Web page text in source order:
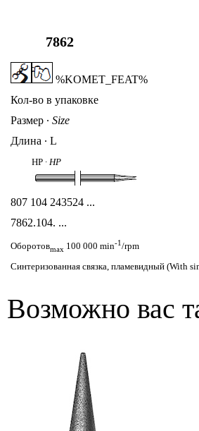
7862
%KOMET_FEAT%
Кол-во в упаковке
Размер ∙ Size
Длина ∙ L
HP ∙ HP
807 104 243524 ...
7862.104. ...
Оборотовmax 100 000 min-1 /rpm
Синтеризованная связка, пламевидный (With
Возможно вас